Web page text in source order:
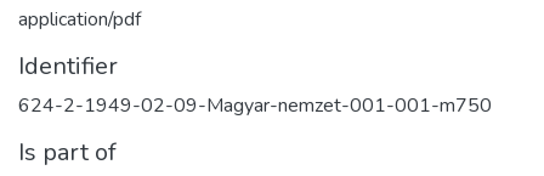
application/pdf
Identifier
624-2-1949-02-09-Magyar-nemzet-001-001-m750
Is part of